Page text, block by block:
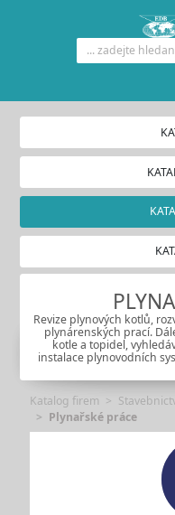
Revize plynových kotlů,
plynárenských prací.
kotle a topidel,
instalace plynovodních
Katalog firem
Plynařské práce